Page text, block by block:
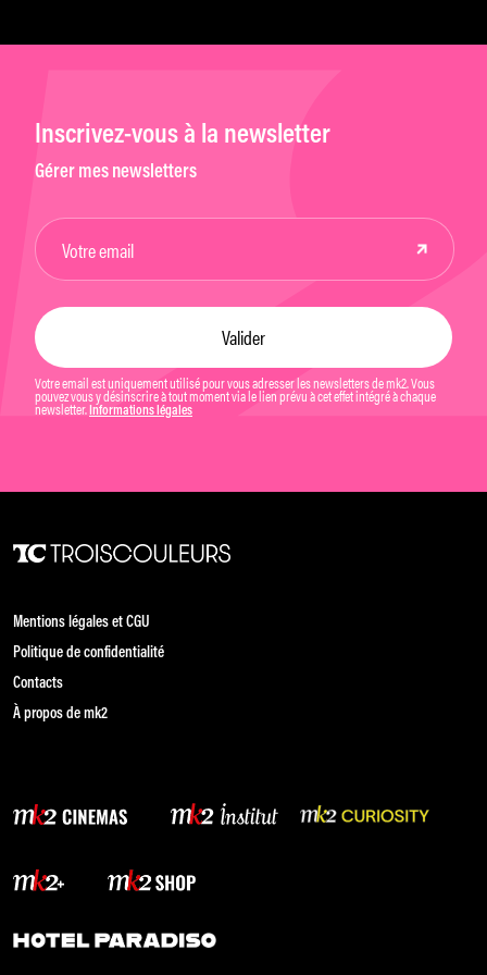
Inscrivez-vous à la newsletter
Gérer mes newsletters
Votre email est uniquement utilisé pour vous adresser les newsletters de mk2. Vous
pouvez vous y désinscrire à tout moment via le lien prévu à cet effet intégré à chaque
newsletter. Informations légales
Mentions légales et CGU
Politique de confidentialité
Contacts
À propos de mk2